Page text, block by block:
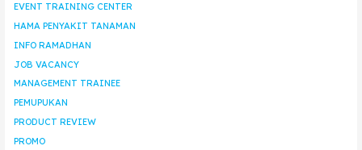
EVENT TRAINING CENTER
HAMA PENYAKIT TANAMAN
INFO RAMADHAN
JOB VACANCY
MANAGEMENT TRAINEE
PEMUPUKAN
PRODUCT REVIEW
PROMO